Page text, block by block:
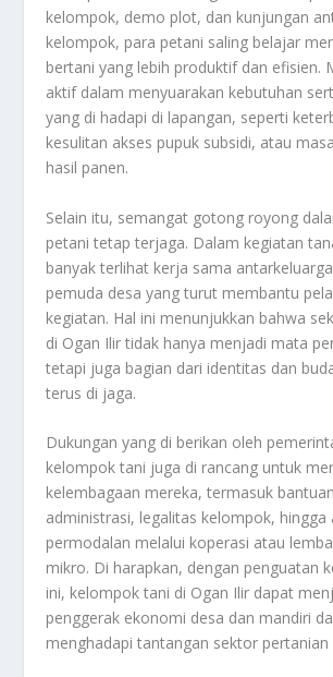
kelompok, demo plot, dan kunjungan
kelompok, para petani saling belajar
bertani yang lebih produktif dan efisien.
aktif dalam menyuarakan kebutuhan
yang di hadapi di lapangan, seperti
kesulitan akses pupuk subsidi, atau
hasil panen.
Selain itu, semangat gotong royong
petani tetap terjaga. Dalam kegiatan
banyak terlihat kerja sama
pemuda desa yang turut membantu
kegiatan. Hal ini menunjukkan bahwa
di Ogan Ilir tidak hanya menjadi mata
tetapi juga bagian dari identitas dan
terus di jaga.
Dukungan yang di berikan oleh
kelompok tani juga di rancang untuk
kelembagaan mereka, termasuk bantuan
administrasi, legalitas kelompok, hingga
permodalan melalui koperasi atau
mikro. Di harapkan, dengan penguatan
ini, kelompok tani di Ogan Ilir dapat
penggerak ekonomi desa dan mandiri
menghadapi tantangan sektor pertanian